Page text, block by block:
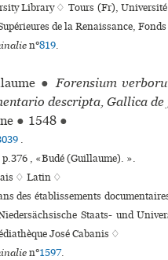
Library ♢ Tours (Fr),
de la Renaissance,
n°819.
● Forensium
descripta, Gallica
● 1548 ●
.
, «Budé (Guillaume). ».
♢ Latin ♢
des établissements
Staats- und
José Cabanis ♢
n°1597.